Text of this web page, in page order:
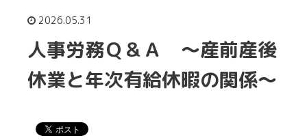
2026.05.31
人事労務Ｑ＆Ａ ～産前産後
休業と年次有給休暇の関係～